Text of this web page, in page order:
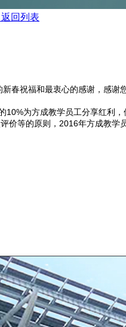
回列表
春祝福和最衷心的感谢，感
为方成教学员工分享红利
等的原则，2016年方成教学